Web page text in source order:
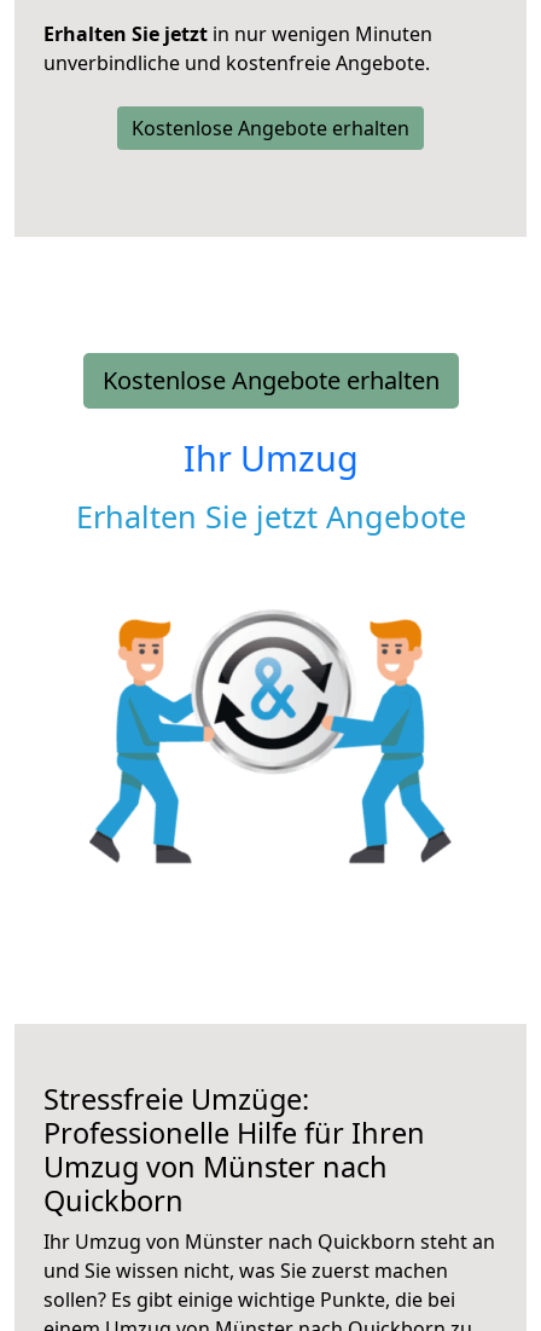
Erhalten Sie jetzt in nur wenigen Minuten
unverbindliche und kostenfreie Angebote.
Kostenlose Angebote erhalten
Kostenlose Angebote erhalten
Ihr Umzug
Erhalten Sie jetzt Angebote
Stressfreie Umzüge:
Professionelle Hilfe für Ihren
Umzug von Münster nach
Quickborn
Ihr Umzug von Münster nach Quickborn steht an
und Sie wissen nicht, was Sie zuerst machen
sollen? Es gibt einige wichtige Punkte, die bei